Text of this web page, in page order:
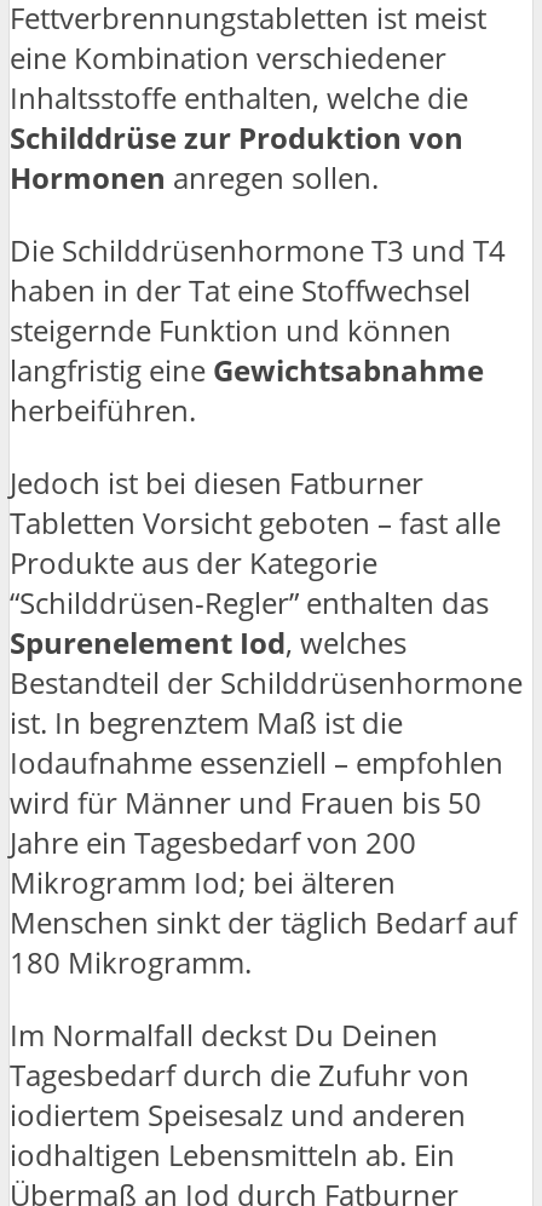
Fettverbrennungstabletten ist meist
eine Kombination verschiedener
Inhaltsstoffe enthalten, welche die
Schilddrüse zur Produktion von
Hormonen anregen sollen.
Die Schilddrüsenhormone T3 und T4
haben in der Tat eine Stoffwechsel
steigernde Funktion und können
langfristig eine Gewichtsabnahme
herbeiführen.
Jedoch ist bei diesen Fatburner
Tabletten Vorsicht geboten – fast alle
Produkte aus der Kategorie
“Schilddrüsen-Regler” enthalten das
Spurenelement Iod, welches
Bestandteil der Schilddrüsenhormone
ist. In begrenztem Maß ist die
Iodaufnahme essenziell – empfohlen
wird für Männer und Frauen bis 50
Jahre ein Tagesbedarf von 200
Mikrogramm Iod; bei älteren
Menschen sinkt der täglich Bedarf auf
180 Mikrogramm.
Im Normalfall deckst Du Deinen
Tagesbedarf durch die Zufuhr von
iodiertem Speisesalz und anderen
iodhaltigen Lebensmitteln ab. Ein
Übermaß an Iod durch Fatburner